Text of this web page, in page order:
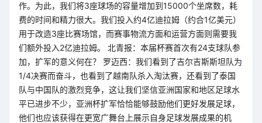
作。为此，我们将3座球场的容量增加到15000个坐席数，耗
费的时间和精力很大。我们投入约4亿迪拉姆（约合1亿美元）
用于改造3座比赛场馆，而赛事物流方面和运营方面则需要我
们额外投入2亿迪拉姆。 北青报：本届杯赛首次有24支球队参
加，扩军的意义何在？ 罗迈西：我们看到了吉尔吉斯斯坦队为
1/4决赛而奋斗，也看到了越南队杀入淘汰赛，还看到了泰国
队与中国队的激烈竞争，这让我们坚信亚洲国家和地区足球水
平已进步不少，亚洲杯扩军恰恰能够鼓励他们更好发展足球，
他们也应该获得在更宽广舞台上展示自身足球发展成果的机